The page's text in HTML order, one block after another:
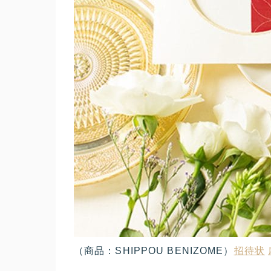
（商品：SHIPPOU BENIZOME） 招待状